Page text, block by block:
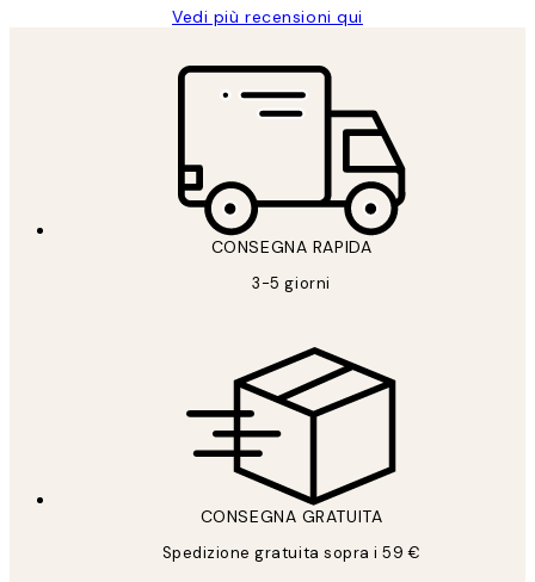
Vedi più recensioni qui
CONSEGNA RAPIDA
3-5 giorni
CONSEGNA GRATUITA
Spedizione gratuita sopra i 59 €